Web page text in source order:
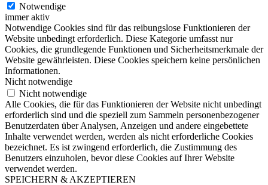
Notwendige
immer aktiv
Notwendige Cookies sind für das reibungslose Funktionieren der
Website unbedingt erforderlich. Diese Kategorie umfasst nur
Cookies, die grundlegende Funktionen und Sicherheitsmerkmale der
Website gewährleisten. Diese Cookies speichern keine persönlichen
Informationen.
Nicht notwendige
Nicht notwendige
Alle Cookies, die für das Funktionieren der Website nicht unbedingt
erforderlich sind und die speziell zum Sammeln personenbezogener
Benutzerdaten über Analysen, Anzeigen und andere eingebettete
Inhalte verwendet werden, werden als nicht erforderliche Cookies
bezeichnet. Es ist zwingend erforderlich, die Zustimmung des
Benutzers einzuholen, bevor diese Cookies auf Ihrer Website
verwendet werden.
SPEICHERN & AKZEPTIEREN